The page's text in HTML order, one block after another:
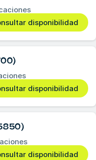
disponibilidad
disponibilidad
disponibilidad